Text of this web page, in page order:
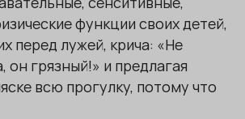
функции своих детей,
перед лужей, крича: «Не
он грязный!» и предлагая
всю прогулку, потому что